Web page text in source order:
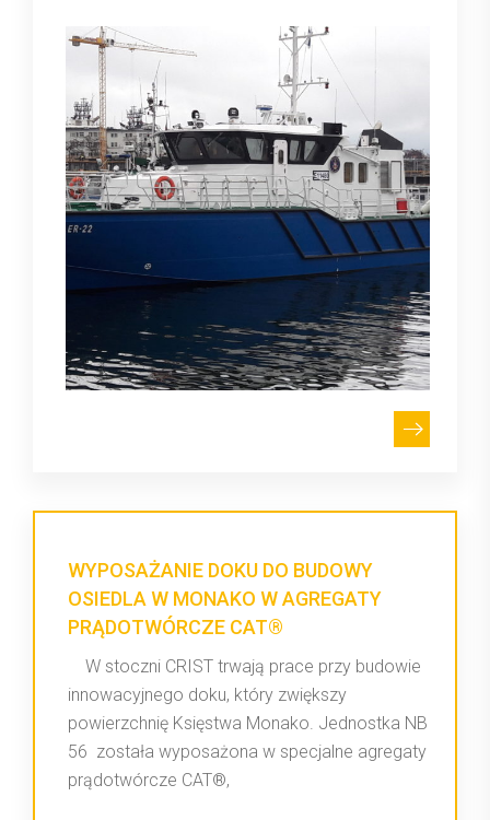
WYPOSAŻANIE DOKU DO BUDOWY
OSIEDLA W MONAKO W AGREGATY
PRĄDOTWÓRCZE CAT®
W stoczni CRIST trwają prace przy budowie
innowacyjnego doku, który zwiększy
powierzchnię Księstwa Monako. Jednostka NB
56 została wyposażona w specjalne agregaty
prądotwórcze CAT®,